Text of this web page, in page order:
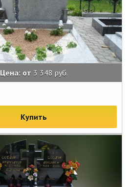
Цена: от 3 348 руб.
Купить